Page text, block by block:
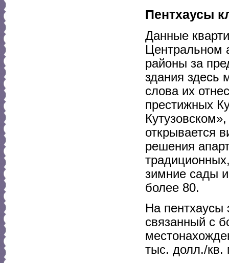
Пентхаусы
Данные
Центральном
районы за
здания здесь
слова их
престижных
открывается
решения
зимние сады
более 80.
На пентхаусы
связанный с
тыс. долл./кв.